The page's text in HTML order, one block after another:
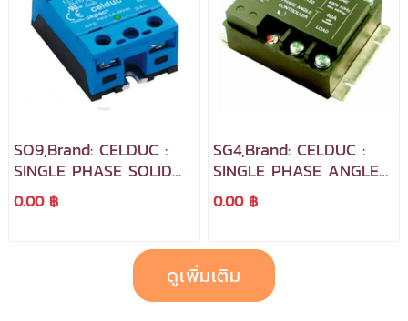
SO9,Brand: CELDUC :
SINGLE PHASE SOLID
STATE RELAY
0.00 ฿
SG4,Brand: CELDUC :
SINGLE PHASE ANGLE
CONTROLLERS
0.00 ฿
ดูเพิ่มเติม